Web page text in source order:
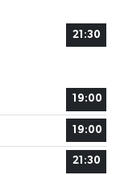
21:30
19:00
19:00
21:30